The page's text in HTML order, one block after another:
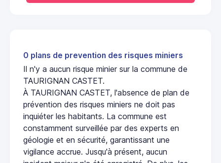
0 plans de prevention des risques miniers
Il n'y a aucun risque minier sur la commune de
TAURIGNAN CASTET.
À TAURIGNAN CASTET, l'absence de plan de
prévention des risques miniers ne doit pas
inquiéter les habitants. La commune est
constamment surveillée par des experts en
géologie et en sécurité, garantissant une
vigilance accrue. Jusqu'à présent, aucun